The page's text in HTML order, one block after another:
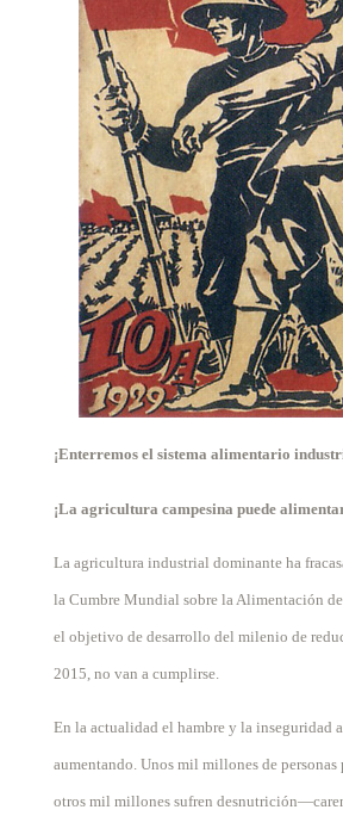
¡Enterremos el sistema alimentario
¡La agricultura campesina puede
La agricultura industrial dominante ha
la Cumbre Mundial sobre la Alimentación
el objetivo de desarrollo del milenio de
2015, no van a cumplirse.
En la actualidad el hambre y la inseguridad
aumentando. Unos mil millones de personas
otros mil millones sufren